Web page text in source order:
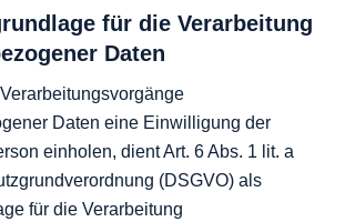
für die Verarbeitung
Daten
Daten eine Einwilligung der
einholen, dient Art. 6 Abs. 1 lit. a
(DSGVO) als
für die Verarbeitung